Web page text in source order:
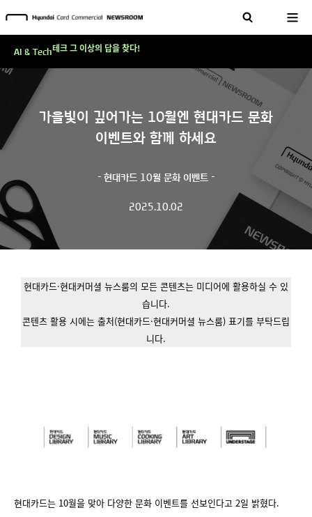
가을빛이 깊어가는 10월엔 현대카드 문화
이벤트와 함께 하세요
- 현대카드 10월 문화 이벤트 -
2025.10.02
현대카드·현대커머셜 뉴스룸의 모든 콘텐츠는 미디어에 활용하실 수 있
습니다.
콘텐츠 활용 시에는 출처(현대카드·현대커머셜 뉴스룸) 표기를 부탁드립
니다.
현대카드는 10월을 맞아 다양한 문화 이벤트를 선보인다고 2일 밝혔다.
AI & Tech테크 그 이상의 답을 찾다!
현대카드, 스테이블코인 국제송금 실제 도입 가능한 수준 준비 마쳐
테크 그 이상의 답을 찾다!